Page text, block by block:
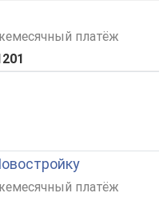
платёж
платёж